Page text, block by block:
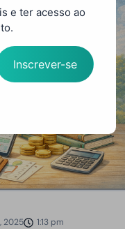
da prop
2025 1:13 pm
e ter acesso ao
Inscrever-se